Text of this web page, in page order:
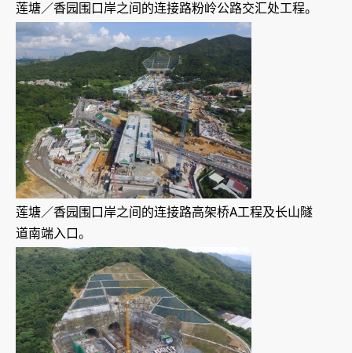
莲塘／香园围口岸之间的连接路粉岭公路交汇处工程。
莲塘／香园围口岸之间的连接路高架桥A工程及长山隧
道南端入口。